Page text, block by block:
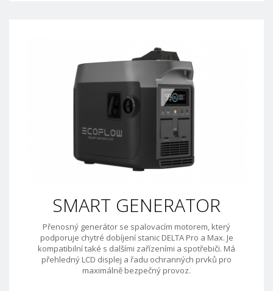
SMART GENERATOR
Přenosný generátor se spalovacím motorem, který
podporuje chytré dobíjení stanic DELTA Pro a Max. Je
kompatibilní také s dalšími zařízeními a spotřebiči. Má
přehledný LCD displej a řadu ochranných prvků pro
maximálně bezpečný provoz.